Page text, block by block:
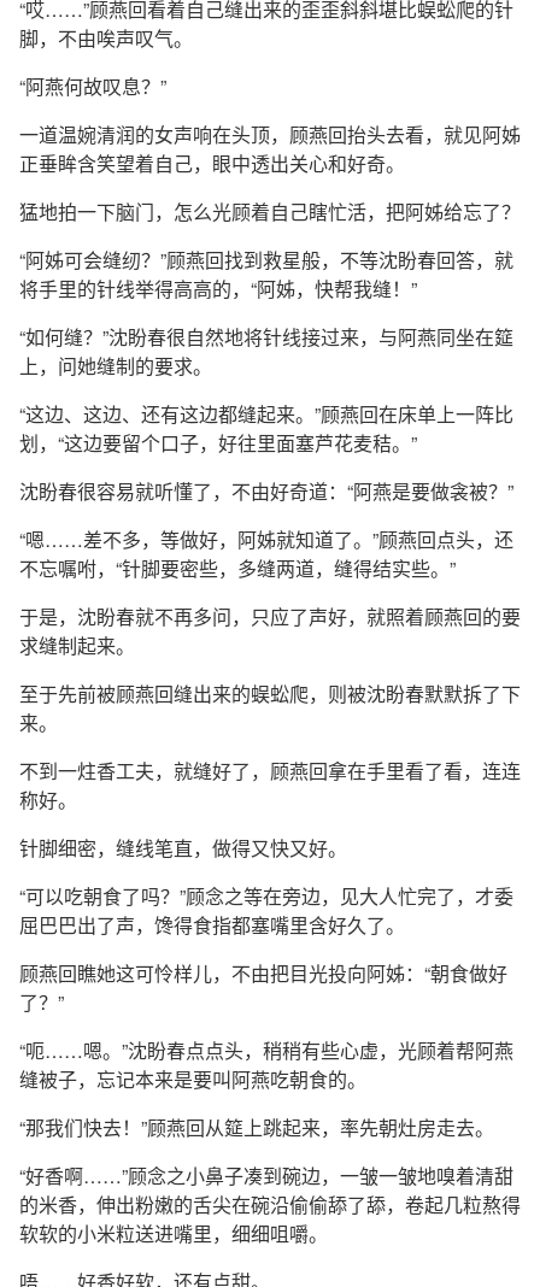
“哎……”顾燕回看着自己缝出来的歪歪斜斜堪比蜈蚣爬的针
脚，不由唉声叹气。
“阿燕何故叹息？”
一道温婉清润的女声响在头顶，顾燕回抬头去看，就见阿姊
正垂眸含笑望着自己，眼中透出关心和好奇。
猛地拍一下脑门，怎么光顾着自己瞎忙活，把阿姊给忘了？
“阿姊可会缝纫？”顾燕回找到救星般，不等沈盼春回答，就
将手里的针线举得高高的，“阿姊，快帮我缝！”
“如何缝？”沈盼春很自然地将针线接过来，与阿燕同坐在筵
上，问她缝制的要求。
“这边、这边、还有这边都缝起来。”顾燕回在床单上一阵比
划，“这边要留个口子，好往里面塞芦花麦秸。”
沈盼春很容易就听懂了，不由好奇道：“阿燕是要做衾被？”
“嗯……差不多，等做好，阿姊就知道了。”顾燕回点头，还
不忘嘱咐，“针脚要密些，多缝两道，缝得结实些。”
于是，沈盼春就不再多问，只应了声好，就照着顾燕回的要
求缝制起来。
至于先前被顾燕回缝出来的蜈蚣爬，则被沈盼春默默拆了下
来。
不到一炷香工夫，就缝好了，顾燕回拿在手里看了看，连连
称好。
针脚细密，缝线笔直，做得又快又好。
“可以吃朝食了吗？”顾念之等在旁边，见大人忙完了，才委
屈巴巴出了声，馋得食指都塞嘴里含好久了。
顾燕回瞧她这可怜样儿，不由把目光投向阿姊：“朝食做好
了？”
“呃……嗯。”沈盼春点点头，稍稍有些心虚，光顾着帮阿燕
缝被子，忘记本来是要叫阿燕吃朝食的。
“那我们快去！”顾燕回从筵上跳起来，率先朝灶房走去。
“好香啊……”顾念之小鼻子凑到碗边，一皱一皱地嗅着清甜
的米香，伸出粉嫩的舌尖在碗沿偷偷舔了舔，卷起几粒熬得
软软的小米粒送进嘴里，细细咀嚼。